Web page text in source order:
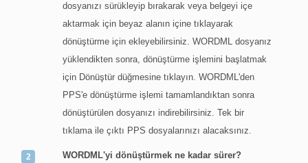
dosyanızı sürükleyip bırakarak veya belgeyi içe
aktarmak için beyaz alanın içine tıklayarak
dönüştürme için ekleyebilirsiniz. WORDML dosyanız
yüklendikten sonra, dönüştürme işlemini başlatmak
için Dönüştür düğmesine tıklayın. WORDML'den
PPS'e dönüştürme işlemi tamamlandıktan sonra
dönüştürülen dosyanızı indirebilirsiniz. Tek bir
tıklama ile çıktı PPS dosyalarınızı alacaksınız.
WORDML'yi dönüştürmek ne kadar sürer?